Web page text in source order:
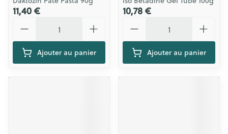
11,40 €
Ajouter au panier
10,78 €
Ajouter au panier